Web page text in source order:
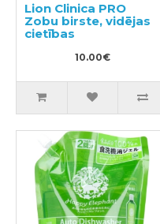
Lion Clinica PRO
Zobu birste, vidējas
cietības
10.00€